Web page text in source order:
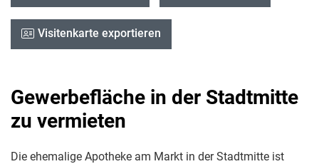
Visitenkarte exportieren
Gewerbefläche in der Stadtmitte
zu vermieten
Die ehemalige Apotheke am Markt in der Stadtmitte ist